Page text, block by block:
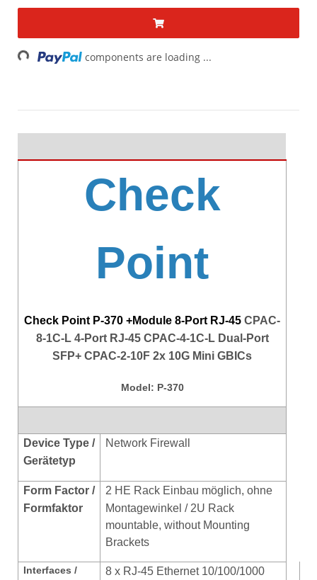
Loading... components are loading ...
Check
Point
Check Point P-370 +Module 8-Port RJ-45 CPAC-
8-1C-L 4-Port RJ-45 CPAC-4-1C-L Dual-Port
SFP+ CPAC-2-10F 2x 10G Mini GBICs
Model: P-370
Device Type /
Gerätetyp
Network Firewall
Form Factor /
Formfaktor
2 HE Rack Einbau möglich, ohne
Montagewinkel / 2U Rack
mountable, without Mounting
Brackets
Interfaces /
8 x RJ-45 Ethernet 10/100/1000